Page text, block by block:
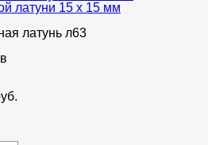
латуни 15 х 15 мм
латунь л63